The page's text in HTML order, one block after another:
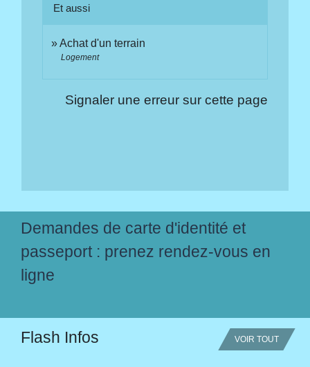
Et aussi
Achat d'un terrain
Logement
Signaler une erreur sur cette page
Demandes de carte d'identité et
passeport : prenez rendez-vous en
ligne
Flash Infos VOIR TOUT